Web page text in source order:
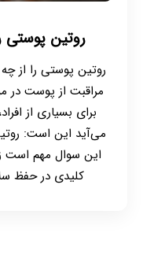
روتین پوستی
روتین پوستی را از
مراقبت از پوست در
برای بسیاری از
می‌آید این است:
این سوال مهم است
کلیدی در حفظ